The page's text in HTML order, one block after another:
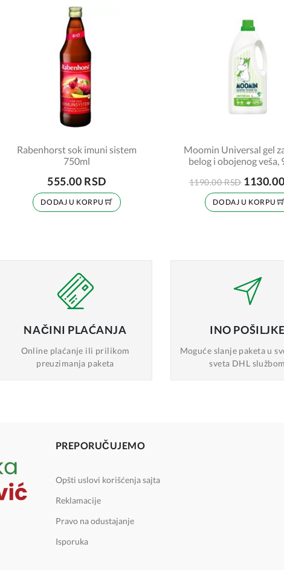
Rabenhorst sok imuni sistem
750ml
555.00 RSD
DODAJ U KORPU
Moomin Universal gel
belog i obojenog veša,
1190.00 RSD
DODAJ U KORPU
NAČINI PLAĆANJA
Online plaćanje ili prilikom
preuzimanja paketa
INO POŠILJKE
Moguće slanje paketa u
sveta DHL službom
PREPORUČUJEMO
Opšti uslovi korišćenja sajta
Reklamacije
Pravo na odustajanje
Isporuka